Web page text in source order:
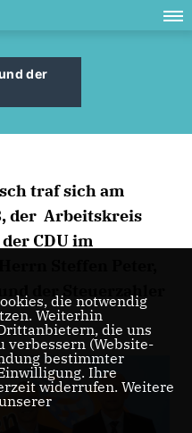
der
traf sich am
der Arbeitskreis
CDU im
Steffen Peter,
der Steuerzahler
die notwendig
Weiterhin
die uns
verbessern (Website-
bestimmter
Ihre
widerrufen. Weitere